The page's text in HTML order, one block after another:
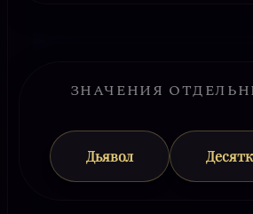
ЗНАЧЕНИЯ
Дьявол